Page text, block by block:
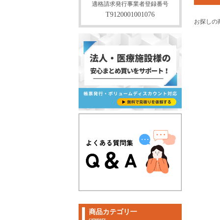
お探しの
適格請求発行事業者登録番号
T9120001001076
商品カテゴリ一